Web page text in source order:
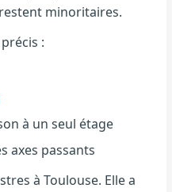
minoritaires.
:
à un seul étage
axes passants
à Toulouse. Elle a